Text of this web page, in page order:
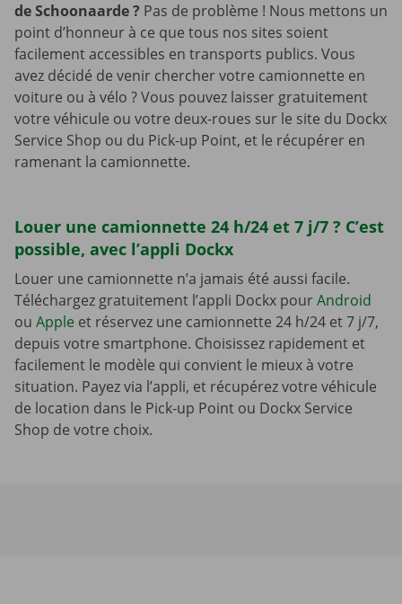
de Schoonaarde? Pas de problème ! Nous mettons un
point d’honneur à ce que tous nos sites soient
facilement accessibles en transports publics. Vous
avez décidé de venir chercher votre camionnette en
voiture ou à vélo ? Vous pouvez laisser gratuitement
votre véhicule ou votre deux-roues sur le site du Dockx
Service Shop ou du Pick-up Point, et le récupérer en
ramenant la camionnette.
Louer une camionnette 24 h/24 et 7 j/7 ? C’est
possible, avec l’appli Dockx
Louer une camionnette n’a jamais été aussi facile.
Téléchargez gratuitement l’appli Dockx pourAndroid
ou Apple et réservez une camionnette 24 h/24 et 7 j/7,
depuis votre smartphone. Choisissez rapidement et
facilement le modèle qui convient le mieux à votre
situation. Payez via l’appli, et récupérez votre véhicule
de location dans le Pick-up Point ou Dockx Service
Shop de votre choix.